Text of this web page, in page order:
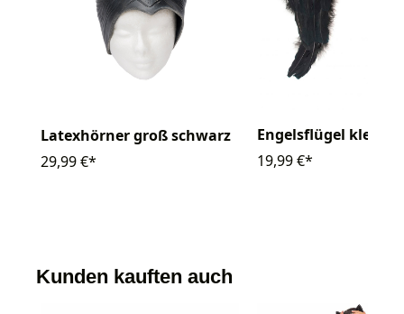
Latexhörner groß schwarz
29,99 €*
Engelsflügel klein
19,99 €*
Kunden kauften auch